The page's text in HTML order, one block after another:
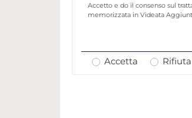
Accetto e do il consenso sul
memorizzata in Videata
Accetta Rifiuta